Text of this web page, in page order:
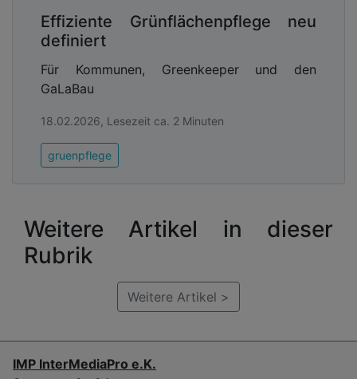
Effiziente Grünflächenpflege neu
definiert
Für Kommunen, Greenkeeper und den
GaLaBau
18.02.2026, Lesezeit ca. 2 Minuten
gruenpflege
Weitere Artikel in dieser
Rubrik
Weitere Artikel >
IMP InterMediaPro e.K.